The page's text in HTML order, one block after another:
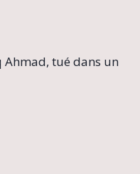
tué dans un